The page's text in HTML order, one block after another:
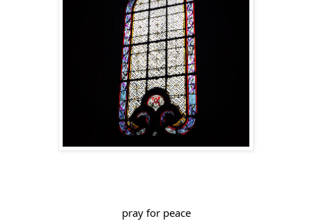
pray for peace